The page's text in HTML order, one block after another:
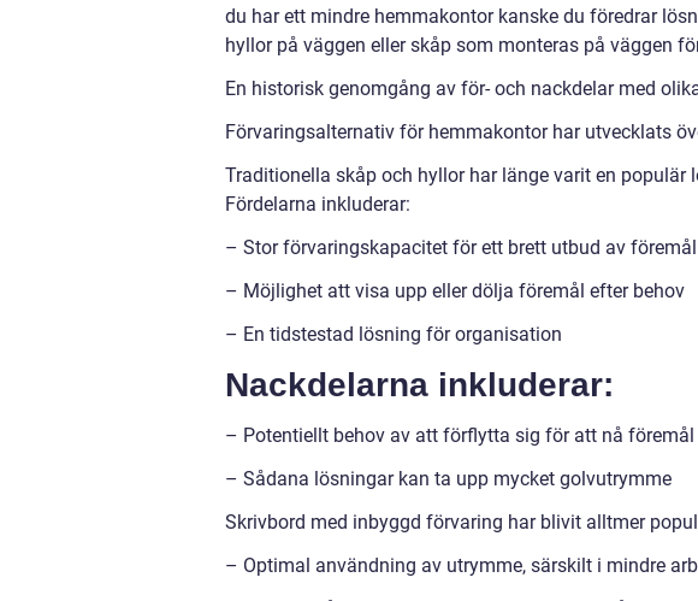
du har ett mindre hemmakontor kanske du föredrar
hyllor på väggen eller skåp som monteras på väggen
En historisk genomgång av för- och nackdelar med
Förvaringsalternativ för hemmakontor har utvecklats
Traditionella skåp och hyllor har länge varit en
Fördelarna inkluderar:
– Stor förvaringskapacitet för ett brett utbud av föremål
– Möjlighet att visa upp eller dölja föremål efter behov
– En tidstestad lösning för organisation
Nackdelarna inkluderar:
– Potentiellt behov av att förflytta sig för att nå
– Sådana lösningar kan ta upp mycket golvutrymme
Skrivbord med inbyggd förvaring har blivit alltmer
– Optimal användning av utrymme, särskilt i mindre